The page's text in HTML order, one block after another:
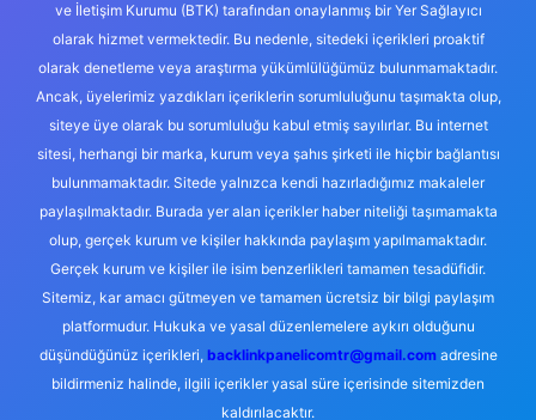
ve İletişim Kurumu (BTK) tarafından onaylanmış bir Yer Sağlayıcı
olarak hizmet vermektedir. Bu nedenle, sitedeki içerikleri proaktif
olarak denetleme veya araştırma yükümlülüğümüz bulunmamaktadır.
Ancak, üyelerimiz yazdıkları içeriklerin sorumluluğunu taşımakta olup,
siteye üye olarak bu sorumluluğu kabul etmiş sayılırlar. Bu internet
sitesi, herhangi bir marka, kurum veya şahıs şirketi ile hiçbir bağlantısı
bulunmamaktadır. Sitede yalnızca kendi hazırladığımız makaleler
paylaşılmaktadır. Burada yer alan içerikler haber niteliği taşımamakta
olup, gerçek kurum ve kişiler hakkında paylaşım yapılmamaktadır.
Gerçek kurum ve kişiler ile isim benzerlikleri tamamen tesadüfidir.
Sitemiz, kar amacı gütmeyen ve tamamen ücretsiz bir bilgi paylaşım
platformudur. Hukuka ve yasal düzenlemelere aykırı olduğunu
düşündüğünüz içerikleri, backlinkpanelicomtr@gmail.comadresine
bildirmeniz halinde, ilgili içerikler yasal süre içerisinde sitemizden
kaldırılacaktır.